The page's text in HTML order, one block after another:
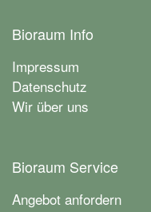
Bioraum Info
Impressum
Datenschutz
Wir über uns
Bioraum Service
Angebot anfordern